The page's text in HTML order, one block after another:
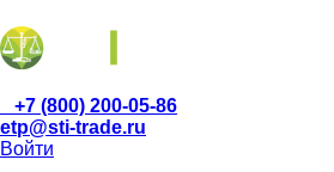
+7 (800) 200-05-86
etp@sti-trade.ru
Войти